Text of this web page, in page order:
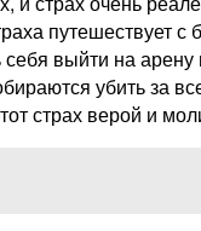
путешествует
себя выйти на
убить за
страх верой и